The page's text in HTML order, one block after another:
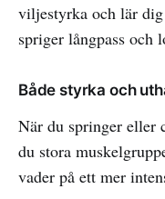
viljestyrka och lär dig
spriger långpass och
Både styrka och
När du springer eller
du stora
vader på ett mer